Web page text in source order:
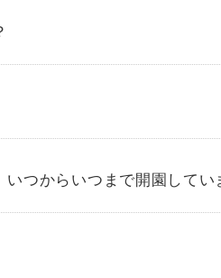
つからいつまで開園してい